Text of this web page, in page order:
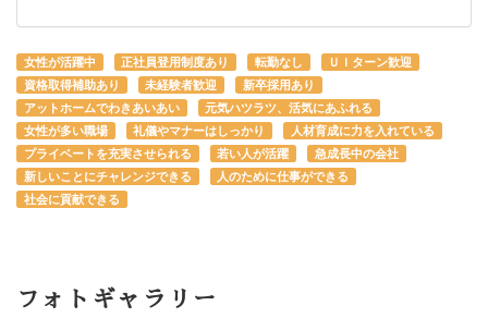
女性が活躍中 正社員登用制度あり 転勤なし
ＵＩターン歓迎
資格取得補助あり
未経験者歓迎
新卒採用あり
アットホームでわきあいあい
元気ハツラツ、活気にあふれる
女性が多い職場
礼儀やマナーはしっかり
人材育成に力を入れている
プライベートを充実させられる
若い人が活躍
急成長中の会社
新しいことにチャレンジできる
人のために仕事ができる
社会に貢献できる
フォトギャラリー